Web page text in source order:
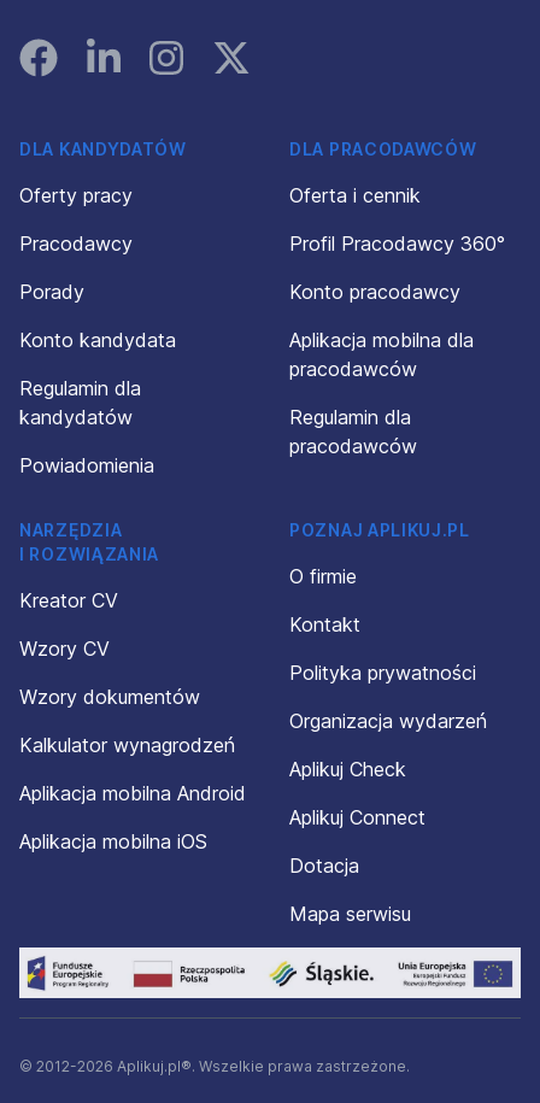
FacebookLinked InInstagramInstagram
DLA KANDYDATÓW
Oferty pracy
Pracodawcy
Porady
Konto kandydata
Regulamin dla
kandydatów
Powiadomienia
DLA PRACODAWCÓW
Oferta i cennik
Profil Pracodawcy 360°
Konto pracodawcy
Aplikacja mobilna dla
pracodawców
Regulamin dla
pracodawców
NARZĘDZIA
I ROZWIĄZANIA
Kreator CV
Wzory CV
Wzory dokumentów
Kalkulator wynagrodzeń
Aplikacja mobilna Android
Aplikacja mobilna iOS
POZNAJ APLIKUJ.PL
O firmie
Kontakt
Polityka prywatności
Organizacja wydarzeń
Aplikuj Check
Aplikuj Connect
Dotacja
Mapa serwisu
© 2012-2026 Aplikuj.pl®. Wszelkie prawa zastrzeżone.